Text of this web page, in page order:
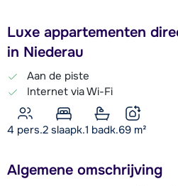
Luxe appartementen
in Niederau
Aan de piste
Internet via Wi-Fi
4 pers.2 slaapk.1 badk.69 m²
Algemene omschrijving